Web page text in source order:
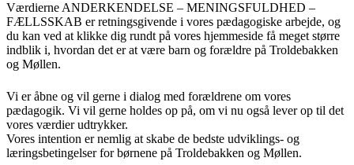
Værdierne ANDERKENDELSE – MENINGSFULDHED –
FÆLLSSKAB er retningsgivende i vores pædagogiske arbejde, og
du kan ved at klikke dig rundt på vores hjemmeside få meget større
indblik i, hvordan det er at være barn og forældre på Troldebakken
og Møllen.
Vi er åbne og vil gerne i dialog med forældrene om vores
pædagogik. Vi vil gerne holdes op på, om vi nu også lever op til det
vores værdier udtrykker.
Vores intention er nemlig at skabe de bedste udviklings- og
læringsbetingelser for børnene på Troldebakken og Møllen.